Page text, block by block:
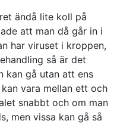
ändå lite koll på
att man då går in i
har viruset i kroppen,
så är det
kan gå utan att ens
vara mellan ett och
snabbt och om man
men vissa kan gå så